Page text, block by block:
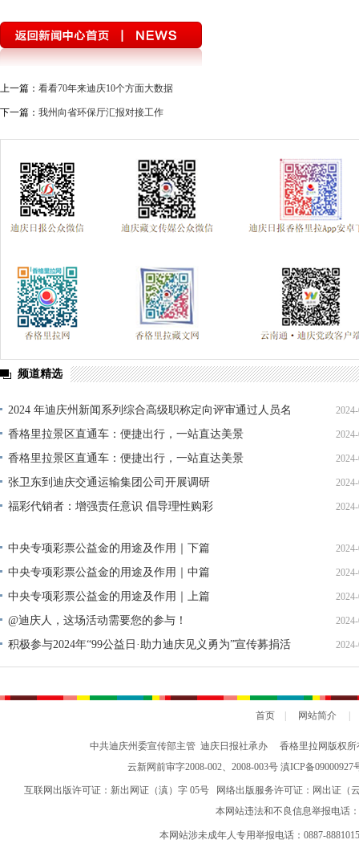
上一篇： 看看70年来迪庆10个方面大数据
下一篇： 我州向省环保厅汇报对接工作
频道精选
2024 年迪庆州新闻系列综合高级职称定向评审通过人员名
单公示
香格里拉景区直通车：便捷出行，一站直达美景
香格里拉景区直通车：便捷出行，一站直达美景
张卫东到迪庆交通运输集团公司开展调研
福彩代销者：增强责任意识 倡导理性购彩
中央专项彩票公益金的用途及作用｜下篇
中央专项彩票公益金的用途及作用｜中篇
中央专项彩票公益金的用途及作用｜上篇
@迪庆人，这场活动需要您的参与！
积极参与2024年“99公益日·助力迪庆见义勇为”宣传募捐活
动倡议书